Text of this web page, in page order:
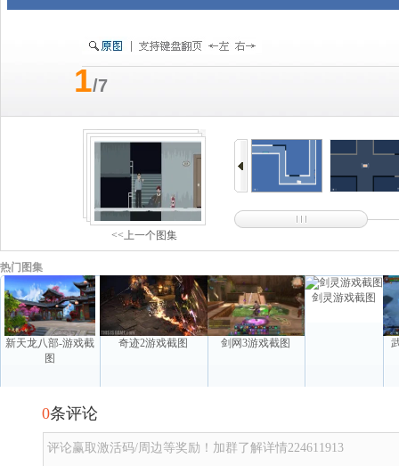
1/7
<<上一个图集
热门图集
新天龙八部-游戏截
图
奇迹2游戏截图 剑网3游戏截图
剑灵游戏截图
0条评论
评论赢取激活码/周边等奖励！加群了解详情224611913